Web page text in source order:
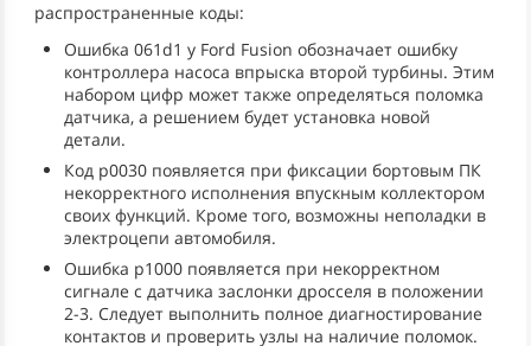
распространенные коды:
Ошибка 061d1 у Ford Fusion обозначает ошибку
контроллера насоса впрыска второй турбины. Этим
набором цифр может также определяться поломка
датчика, а решением будет установка новой
детали.
Код p0030 появляется при фиксации бортовым ПК
некорректного исполнения впускным коллектором
своих функций. Кроме того, возможны неполадки в
электроцепи автомобиля.
Ошибка p1000 появляется при некорректном
сигнале с датчика заслонки дросселя в положении
2-3. Следует выполнить полное диагностирование
контактов и проверить узлы на наличие поломок.